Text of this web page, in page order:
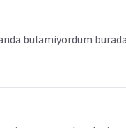
bulamiyordum